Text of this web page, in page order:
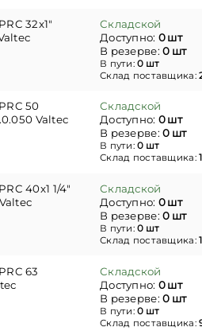
32x1"
Складской
Доступно: 0 шт
В резерве:0 шт
В пути:0 шт
Склад поставщика:
50
Valtec
Складской
Доступно: 0 шт
В резерве:0 шт
В пути:0 шт
Склад поставщика:
40x1 1/4"
Складской
Доступно: 0 шт
В резерве:0 шт
В пути:0 шт
Склад поставщика:
63
Складской
Доступно: 0 шт
В резерве:0 шт
В пути:0 шт
Склад поставщика: